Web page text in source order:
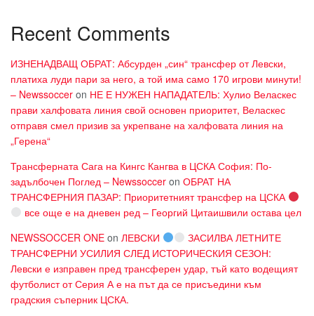
Recent Comments
ИЗНЕНАДВАЩ ОБРАТ: Абсурден „син“ трансфер от Левски,
платиха луди пари за него, а той има само 170 игрови минути!
– Newssoccer on НЕ Е НУЖЕН НАПАДАТЕЛЬ: Хулио Веласкес
прави халфовата линия свой основен приоритет, Веласкес
отправя смел призив за укрепване на халфовата линия на
„Герена“
Трансферната Сага на Кингс Кангва в ЦСКА София: По-
задълбочен Поглед – Newssoccer on ОБРАТ НА
ТРАНСФЕРНИЯ ПАЗАР: Приоритетният трансфер на ЦСКА
все още е на дневен ред – Георгий Цитаишвили остава цел
NEWSSOCCER ONE on ЛЕВСКИ
ЗАСИЛВА ЛЕТНИТЕ
ТРАНСФЕРНИ УСИЛИЯ СЛЕД ИСТОРИЧЕСКИЯ СЕЗОН:
Левски е изправен пред трансферен удар, тъй като водещият
футболист от Серия А е на път да се присъедини към
градския съперник ЦСКА.